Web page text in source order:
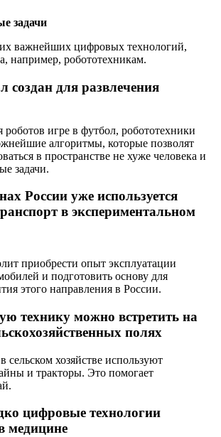
задачи
важнейших цифровых технологий,
например, робототехникам.
для развлечения
игре в футбол, робототехники
алгоритмы, которые позволят
в пространстве не хуже человека и
задачи.
России уже используется
в экспериментальном
приобрести опыт эксплуатации
и подготовить основу для
этого направления в России.
технику можно встретить на
полях
хозяйстве используют
и тракторы. Это помогает
цифровые технологии
медицине